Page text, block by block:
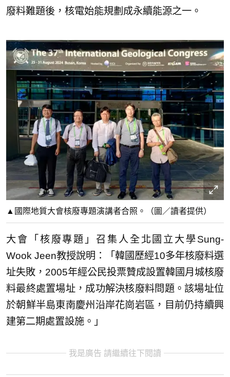
廢料難題後，核電始能規劃成永續能源之一。
▲國際地質大會核廢專題演講者合照。（圖／讀者提供）
大會「核廢專題」召集人全北國立大學Sung-
Wook Jeen教授說明：「韓國歷經10多年核廢料選
址失敗，2005年經公民投票贊成設置韓國月城核廢
料最終處置場址，成功解決核廢料問題。該場址位
於朝鮮半島東南慶州沿岸花崗岩區，目前仍持續興
建第二期處置設施。」
我是廣告 請繼續往下閱讀